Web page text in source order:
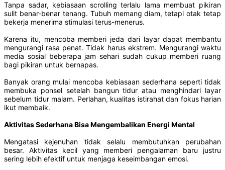
Tanpa sadar, kebiasaan scrolling terlalu lama membuat pikiran
sulit benar-benar tenang. Tubuh memang diam, tetapi otak tetap
bekerja menerima stimulasi terus-menerus.
Karena itu, mencoba memberi jeda dari layar dapat membantu
mengurangi rasa penat. Tidak harus ekstrem. Mengurangi waktu
media sosial beberapa jam sehari sudah cukup memberi ruang
bagi pikiran untuk bernapas.
Banyak orang mulai mencoba kebiasaan sederhana seperti tidak
membuka ponsel setelah bangun tidur atau menghindari layar
sebelum tidur malam. Perlahan, kualitas istirahat dan fokus harian
ikut membaik.
Aktivitas Sederhana Bisa Mengembalikan Energi Mental
Mengatasi kejenuhan tidak selalu membutuhkan perubahan
besar. Aktivitas kecil yang memberi pengalaman baru justru
sering lebih efektif untuk menjaga keseimbangan emosi.